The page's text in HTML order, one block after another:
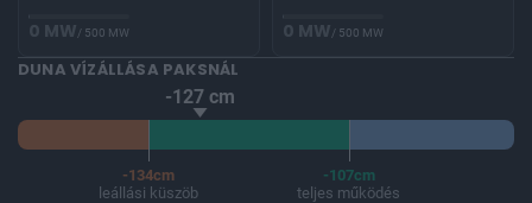
0 MW/ 500 MW 0 MW/ 500 MW
DUNA VÍZÁLLÁSA PAKSNÁL
-127 cm
-134cm
leállási küszöb
-107cm
teljes működés